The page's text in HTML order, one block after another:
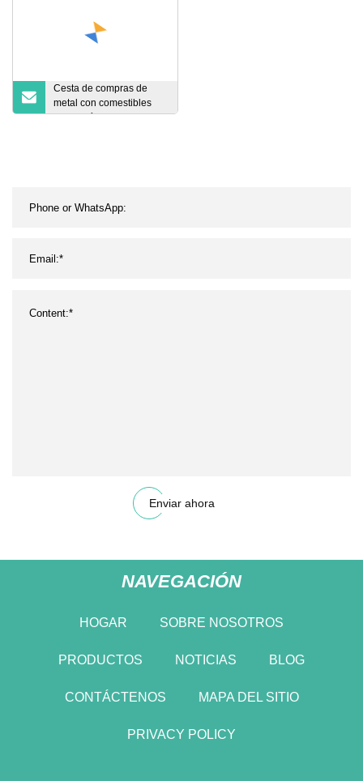
Cesta de compras de
metal con comestibles
Fotografía de estudio de
Enviar ahora
NAVEGACIÓN
HOGAR SOBRE NOSOTROS
PRODUCTOS NOTICIAS BLOG
CONTÁCTENOS MAPA DEL SITIO
PRIVACY POLICY